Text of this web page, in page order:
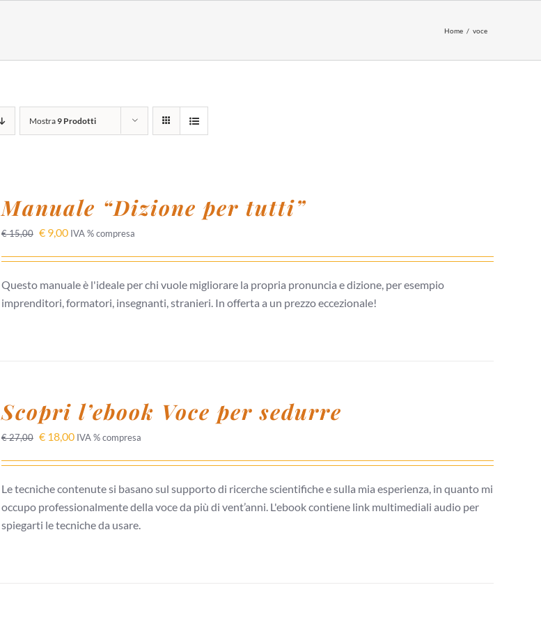
Home voce
Mostra9 Prodotti
Manuale “Dizione per tutti”
€15,00 €9,00 IVA % compresa
Questo manuale è l'ideale per chi vuole migliorare la propria pronuncia e dizione, per esempio
imprenditori, formatori, insegnanti, stranieri. In offerta a un prezzo eccezionale!
Scopri l’ebook Voce per sedurre
€27,00 €18,00 IVA % compresa
Le tecniche contenute si basano sul supporto di ricerche scientifiche e sulla mia esperienza, in quanto mi
occupo professionalmente della voce da più di vent’anni. L'ebook contiene link multimediali audio per
spiegarti le tecniche da usare.